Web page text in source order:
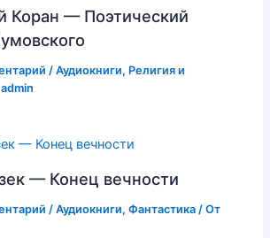
Коран — Поэтический
/Аудиокниги, Религия и
admin
— Конец вечности
/Аудиокниги,Фантастика / От